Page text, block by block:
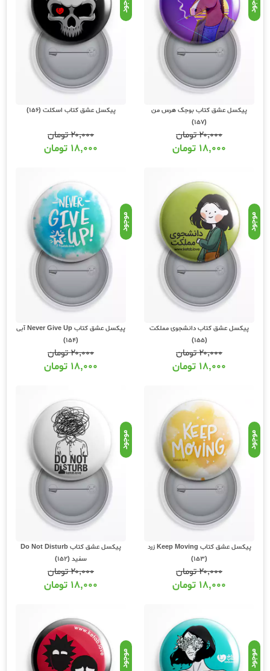
پیکسل عشق کتاب بوجک هرس من
(157)
۲۰,۰۰۰تومان
۱۸,۰۰۰ تومان
پیکسل عشق کتاب اسکلت (156)
۲۰,۰۰۰تومان
۱۸,۰۰۰ تومان
موجود
پیکسل عشق کتاب دانشجوی مملکت
(155)
۲۰,۰۰۰تومان
۱۸,۰۰۰ تومان
موجود
پیکسل عشق کتاب Never Give Up آبی
(154)
۲۰,۰۰۰تومان
۱۸,۰۰۰ تومان
موجود
پیکسل عشق کتاب Keep Moving زرد
(153)
۲۰,۰۰۰تومان
۱۸,۰۰۰ تومان
موجود
پیکسل عشق کتاب Do Not Disturb
سفید (152)
۲۰,۰۰۰تومان
۱۸,۰۰۰ تومان
موجود موجود